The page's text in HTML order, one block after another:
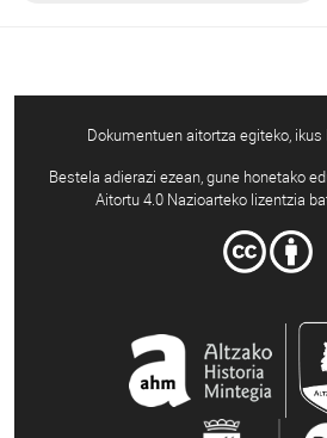
Dokumentuen aitortza egiteko,
Bestela adierazi ezean, gune honetako
Aitortu 4.0 Nazioarteko lizentzia